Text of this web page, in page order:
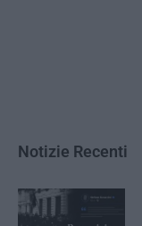
Notizie Recenti